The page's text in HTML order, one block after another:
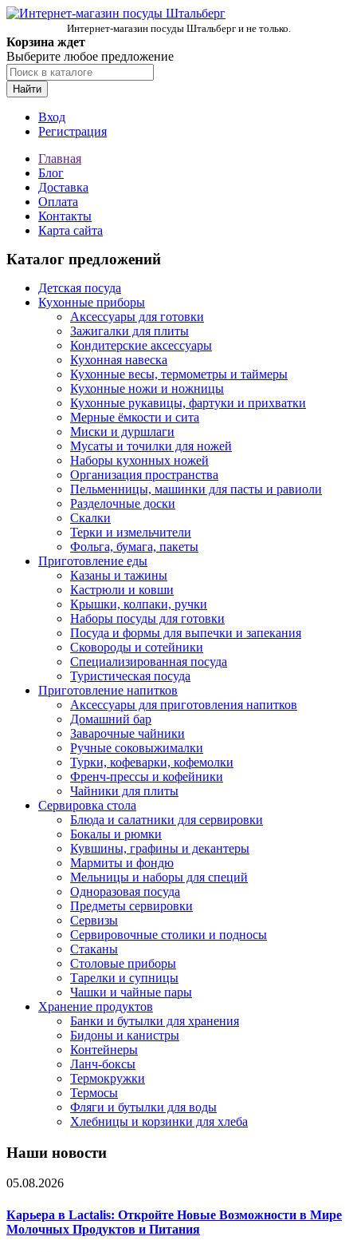
Интернет-магазин посуды Штальберг и не только.
Корзина ждет
Выберите любое предложение
Найти
Вход
Регистрация
Главная
Блог
Доставка
Оплата
Контакты
Карта сайта
Каталог предложений
Детская посуда
Кухонные приборы
Аксессуары для готовки
Зажигалки для плиты
Кондитерские аксессуары
Кухонная навеска
Кухонные весы, термометры и таймеры
Кухонные ножи и ножницы
Кухонные рукавицы, фартуки и прихватки
Мерные ёмкости и сита
Миски и дуршлаги
Мусаты и точилки для ножей
Наборы кухонных ножей
Организация пространства
Пельменницы, машинки для пасты и равиоли
Разделочные доски
Скалки
Терки и измельчители
Фольга, бумага, пакеты
Приготовление еды
Казаны и тажины
Кастрюли и ковши
Крышки, колпаки, ручки
Наборы посуды для готовки
Посуда и формы для выпечки и запекания
Сковороды и сотейники
Специализированная посуда
Туристическая посуда
Приготовление напитков
Аксессуары для приготовления напитков
Домашний бар
Заварочные чайники
Ручные соковыжималки
Турки, кофеварки, кофемолки
Френч-прессы и кофейники
Чайники для плиты
Сервировка стола
Блюда и салатники для сервировки
Бокалы и рюмки
Кувшины, графины и декантеры
Мармиты и фондю
Мельницы и наборы для специй
Одноразовая посуда
Предметы сервировки
Сервизы
Сервировочные столики и подносы
Стаканы
Столовые приборы
Тарелки и супницы
Чашки и чайные пары
Хранение продуктов
Банки и бутылки для хранения
Бидоны и канистры
Контейнеры
Ланч-боксы
Термокружки
Термосы
Фляги и бутылки для воды
Хлебницы и корзинки для хлеба
Наши новости
05.08.2026
Карьера в Lactalis: Откройте Новые Возможности в Мире
Молочных Продуктов и Питания